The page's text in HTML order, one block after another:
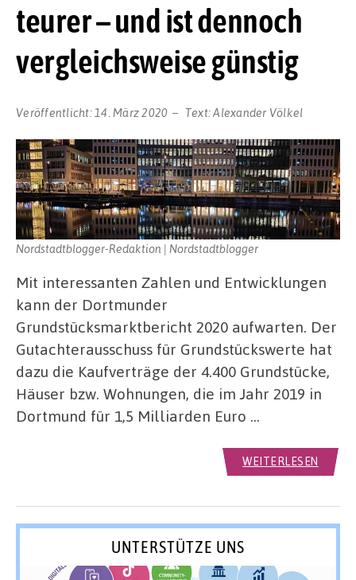
teurer – und ist dennoch
vergleichsweise günstig
Veröffentlicht: 14. März 2020 Text:Alexander Völkel
Nordstadtblogger-Redaktion | Nordstadtblogger
Mit interessanten Zahlen und Entwicklungen
kann der Dortmunder
Grundstücksmarktbericht 2020 aufwarten. Der
Gutachterausschuss für Grundstückswerte hat
dazu die Kaufverträge der 4.400 Grundstücke,
Häuser bzw. Wohnungen, die im Jahr 2019 in
Dortmund für 1,5 Milliarden Euro …
WEITERLESEN
UNTERSTÜTZE UNS